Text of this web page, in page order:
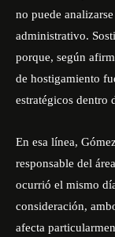
no puede
administrativo.
porque, según
de hostigamiento
estratégicos dentro
En esa línea,
responsable del
ocurrió el mismo
consideración,
afecta